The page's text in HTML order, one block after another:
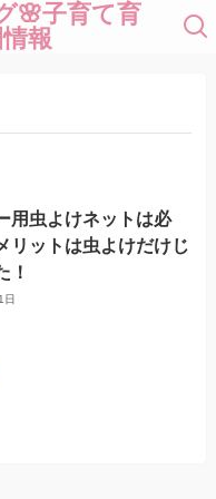
🌸子育て育
報
用虫よけネットは必
リットは虫よけだけじ
！
日